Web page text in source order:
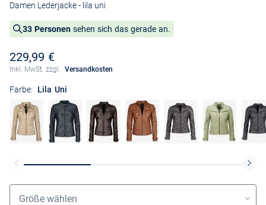
Damen Lederjacke- lila uni
33 Personen sehen sich das gerade an.
229,99 €
Inkl. MwSt. zzgl. Versandkosten
Farbe: Lila Uni
Größenauswahl
Größe wählen